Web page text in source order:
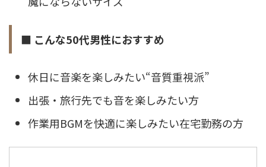
■ こんな50代男性におすすめ
休日に音楽を楽しみたい“音質重視派”
出張・旅行先でも音を楽しみたい方
作業用BGMを快適に楽しみたい在宅勤務の方